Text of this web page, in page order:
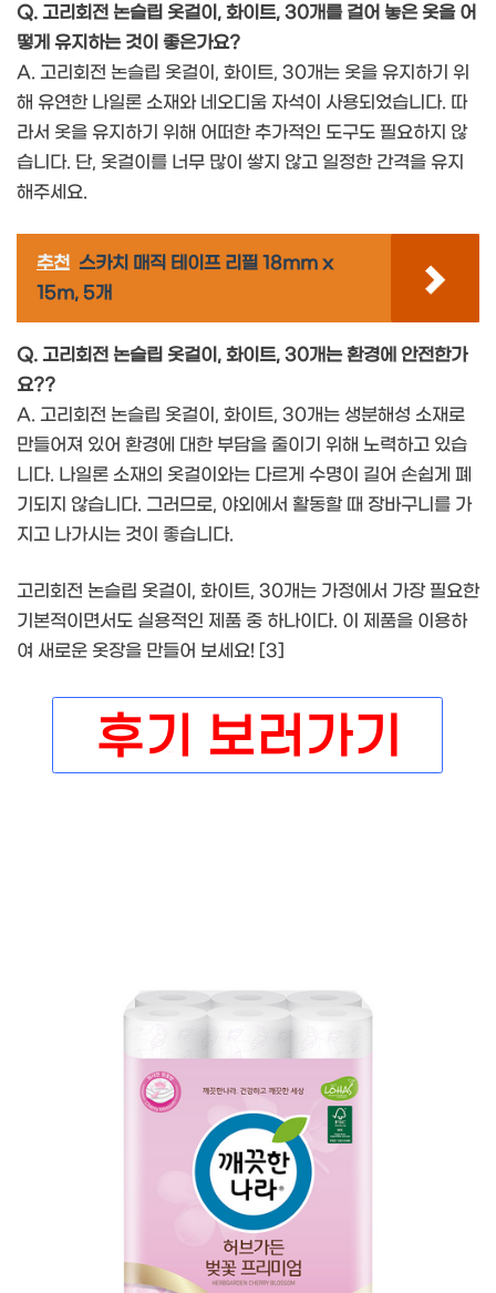
Q. 고리회전 논슬립 옷걸이, 화이트, 30개를 걸어 놓은 옷을 어
떻게 유지하는 것이 좋은가요?
A. 고리회전 논슬립 옷걸이, 화이트, 30개는 옷을 유지하기 위
해 유연한 나일론 소재와 네오디움 자석이 사용되었습니다. 따
라서 옷을 유지하기 위해 어떠한 추가적인 도구도 필요하지 않
습니다. 단, 옷걸이를 너무 많이 쌓지 않고 일정한 간격을 유지
해주세요.
추천 스카치 매직 테이프 리필 18mm x
15m, 5개
Q. 고리회전 논슬립 옷걸이, 화이트, 30개는 환경에 안전한가
요??
A. 고리회전 논슬립 옷걸이, 화이트, 30개는 생분해성 소재로
만들어져 있어 환경에 대한 부담을 줄이기 위해 노력하고 있습
니다. 나일론 소재의 옷걸이와는 다르게 수명이 길어 손쉽게 폐
기되지 않습니다. 그러므로, 야외에서 활동할 때 장바구니를 가
지고 나가시는 것이 좋습니다.
고리회전 논슬립 옷걸이, 화이트, 30개는 가정에서 가장 필요한
기본적이면서도 실용적인 제품 중 하나이다. 이 제품을 이용하
여 새로운 옷장을 만들어 보세요! [3]